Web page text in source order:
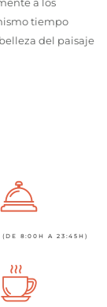
a los
tiempo
del paisaje
(DE 8:00H A 23:45H)